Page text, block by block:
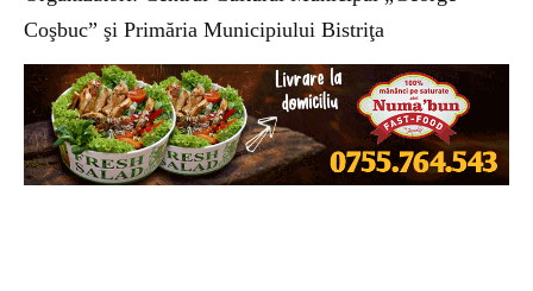
Coşbuc” şi Primăria Municipiului Bistriţa